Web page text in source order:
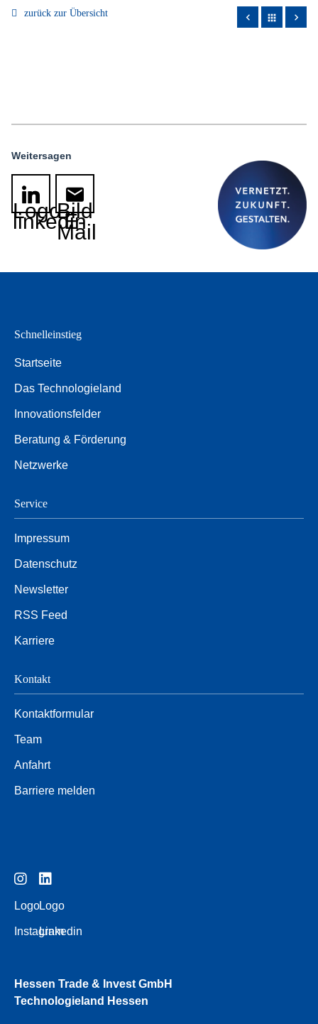
zurück zur Übersicht apps
Weitersagen
Logo
linkedin
Bild
E-
Mail
Schnelleinstieg
Startseite
Das Technologieland
Innovationsfelder
Beratung & Förderung
Netzwerke
Service
Impressum
Datenschutz
Newsletter
RSS Feed
Karriere
Kontakt
Kontaktformular
Team
Anfahrt
Barriere melden
Logo
Instagram
Logo
Linkedin
Hessen Trade & Invest GmbH
Technologieland Hessen